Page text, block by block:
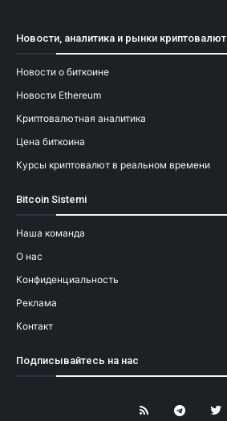
Новости, аналитика и рынки криптовалют
Новости о биткоине
Новости Ethereum
Криптовалютная аналитика
Цена биткоина
Курсы криптовалют в реальном времени
Bitcoin Sistemi
Наша команда
О нас
Конфиденциальность
Реклама
Контакт
Подписывайтесь на нас